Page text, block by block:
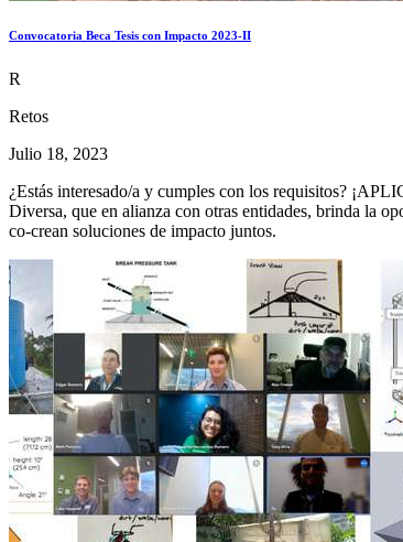
Convocatoria Beca Tesis con Impacto 2023-II
R
Retos
Julio 18, 2023
¿Estás interesado/a y cumples con los requisitos?
Diversa, que en alianza con otras entidades, brinda la
co-crean soluciones de impacto juntos.